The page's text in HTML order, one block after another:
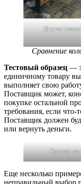
Другая
Сравнение
Тестовый образец —
единичному товару
выполняет свою
Поставщик может,
покупке остальной
требования, если что-
Поставщик должен
или вернуть деньги.
Пример
Еще несколько
неправильный выбор